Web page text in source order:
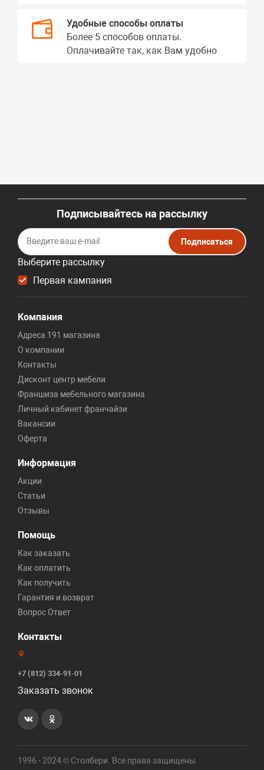
Удобные способы оплаты
Более 5 способов оплаты.
Оплачивайте так, как Вам удобно
Подписывайтесь на рассылку
Выберите рассылку
Первая кампания
Подписаться
Компания
Адреса 191 магазина
О компании
Контакты
Дисконт центр мебели
Франшиза мебельного магазина
Личный кабинет франчайзи
Вакансии
Оферта
Информация
Акции
Статьи
Отзывы
Помощь
Как заказать
Как оплатить
Как получить
Гарантия и возврат
Вопрос Ответ
Контакты
+7 (812) 334-91-01
Заказать звонок
1996 - 2024 © Столбери. Все права защищены.